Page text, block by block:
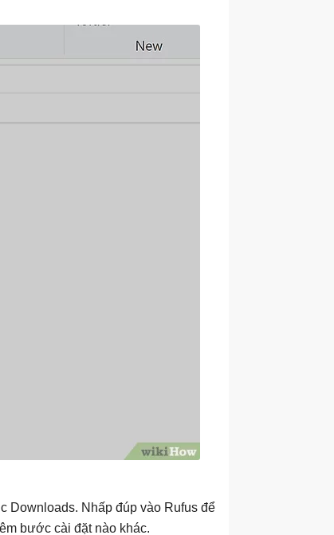
Downloads. Nhấp đúp vào Rufus để
bước cài đặt nào khác.